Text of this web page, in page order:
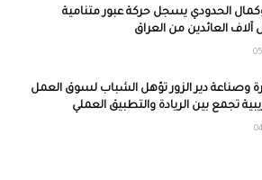
الحدودي يسجل حركة عبور متنامية
آلاف العائدين من العراق
وصناعة دير الزور تؤهل الشباب لسوق العمل
تجمع بين الريادة والتطبيق العملي